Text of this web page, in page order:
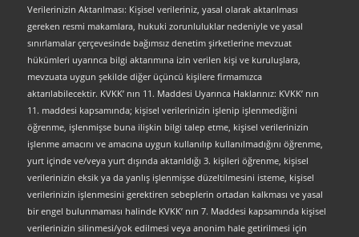
Verilerinizin Aktarılması: Kişisel verileriniz, yasal olarak aktarılması
gereken resmi makamlara, hukuki zorunluluklar nedeniyle ve yasal
sınırlamalar çerçevesinde bağımsız denetim şirketlerine mevzuat
hükümleri uyarınca bilgi aktarımına izin verilen kişi ve kuruluşlara,
mevzuata uygun şekilde diğer üçüncü kişilere firmamızca
aktarılabilecektir. KVKK’ nın 11. Maddesi Uyarınca Haklarınız: KVKK’ nın
11. maddesi kapsamında; kişisel verilerinizin işlenip işlenmediğini
öğrenme, işlenmişse buna ilişkin bilgi talep etme, kişisel verilerinizin
işlenme amacını ve amacına uygun kullanılıp kullanılmadığını öğrenme,
yurt içinde ve/veya yurt dışında aktarıldığı 3. kişileri öğrenme, kişisel
verilerinizin eksik ya da yanlış işlenmişse düzeltilmesini isteme, kişisel
verilerinizin işlenmesini gerektiren sebeplerin ortadan kalkması ve yasal
bir engel bulunmaması halinde KVKK’ nın 7. Maddesi kapsamında kişisel
verilerinizin silinmesi/yok edilmesi veya anonim hale getirilmesi için